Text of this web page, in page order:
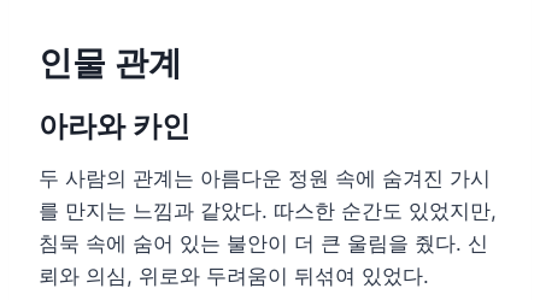
인물 관계
아라와 카인
두 사람의 관계는 아름다운 정원 속에 숨겨진 가시
를 만지는 느낌과 같았다. 따스한 순간도 있었지만,
침묵 속에 숨어 있는 불안이 더 큰 울림을 줬다. 신
뢰와 의심, 위로와 두려움이 뒤섞여 있었다.